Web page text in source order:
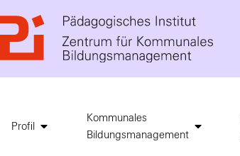
Profil
Kommunales
Bildungsmanagement